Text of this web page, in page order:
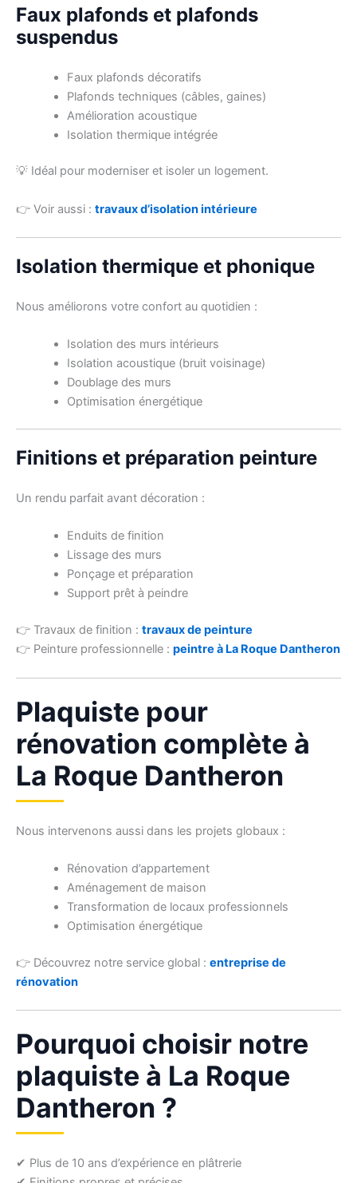
Faux plafonds et plafonds
suspendus
Faux plafonds décoratifs
Plafonds techniques (câbles, gaines)
Amélioration acoustique
Isolation thermique intégrée
💡 Idéal pour moderniser et isoler un logement.
👉 Voir aussi : travaux d’isolation intérieure
Isolation thermique et phonique
Nous améliorons votre confort au quotidien :
Isolation des murs intérieurs
Isolation acoustique (bruit voisinage)
Doublage des murs
Optimisation énergétique
Finitions et préparation peinture
Un rendu parfait avant décoration :
Enduits de finition
Lissage des murs
Ponçage et préparation
Support prêt à peindre
👉 Travaux de finition : travaux de peinture
👉 Peinture professionnelle : peintre à La Roque Dantheron
Plaquiste pour
rénovation complète à
La Roque Dantheron
Nous intervenons aussi dans les projets globaux :
Rénovation d’appartement
Aménagement de maison
Transformation de locaux professionnels
Optimisation énergétique
👉 Découvrez notre service global : entreprise de
rénovation
Pourquoi choisir notre
plaquiste à La Roque
Dantheron ?
✔ Plus de 10 ans d’expérience en plâtrerie